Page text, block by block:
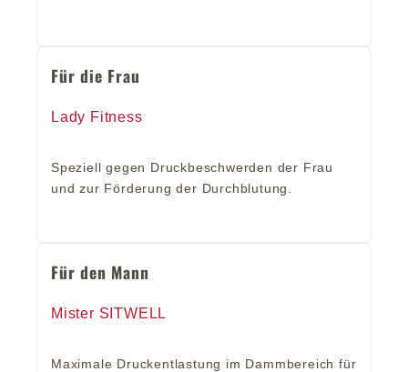
Für die Frau
Lady Fitness
Speziell gegen Druckbeschwerden der Frau
und zur Förderung der Durchblutung.
Für den Mann
Mister SITWELL
Maximale Druckentlastung im Dammbereich für